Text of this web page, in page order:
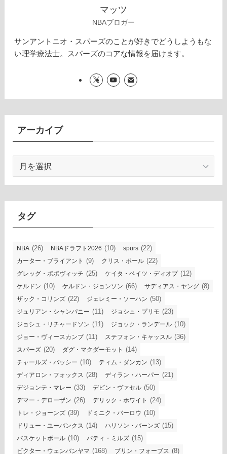
マッツ
NBAブロガー
サンアントニオ・スパーズのことが好きでどうしようもな
い理学療法士。スパーズのコアな情報を届けます。
アーカイブ
カ
イ
タグ
NBA (26) NBAドラフト2026 (10) spurs (22)
カーター・ブライアント (9) クリス・ポール (22)
グレッグ・ポポヴィッチ (25) ケイタ・ベイツ・ディオプ(12)
ケルドン (10) ケルドン・ジョンソン (66) サディアス・ヤング (8)
ザック・コリンズ (22) ジェレミー・ソーハン (50)
ジュリアン・シャンパニー (11) ジョシュ・プリモ (23)
ジョシュ・リチャードソン (11) ジョック・ランデール (10)
ジョー・ヴィースカンプ(11) ステフォン・キャッスル (36)
スパーズ (20) ダグ・マクダーモット (14)
チャールズ・バッシー (10) ティム・ダンカン (13)
ディアロン・フォックス (28) ディラン・ハーパー (21)
デジョンテ・マレー (33) デビン・ヴァセル (50)
デマー・デローザン (26) デリック・ホワイト (24)
トレ・ジョーンズ (39) ドミニク・バーロウ (10)
ドリュー・ユーバンクス (14) ハリソン・バーンズ (15)
バスケットボール (10) パティ・ミルズ (15)
ビクター・ウェンバンヤマ (168) ブリン・フォーブス (8)